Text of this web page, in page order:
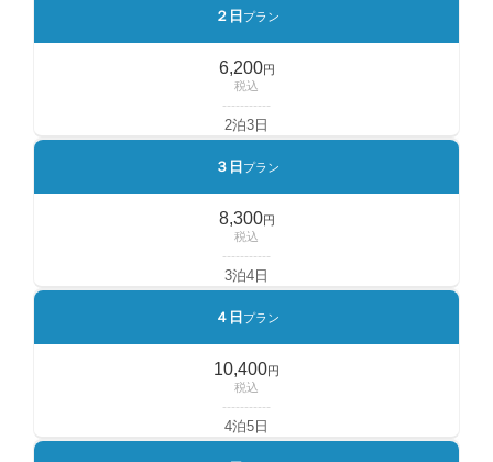
２日 プラン
6,200円
税込
-----------
2泊3日
３日 プラン
8,300円
税込
-----------
3泊4日
４日 プラン
10,400円
税込
-----------
4泊5日